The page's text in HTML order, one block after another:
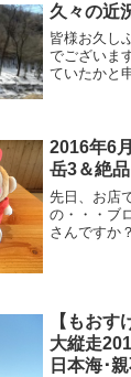
久々の近
皆様お久し
でございま
ていたかと
で、焚き
一気買い。
2016年6
岳3＆絶
先日、お店
の・・・ブ
さんですか
寄って下
【もお
大縦走
日本海･